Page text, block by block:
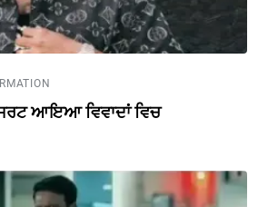
ਆਇਆ ਵਿਵਾਦਾਂ ਵਿਚ